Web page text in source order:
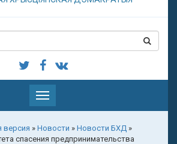
Паказаць
меню
версия » Новости » Новости БХД »
спасения предпринимательства